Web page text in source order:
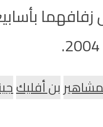
بن أفليك